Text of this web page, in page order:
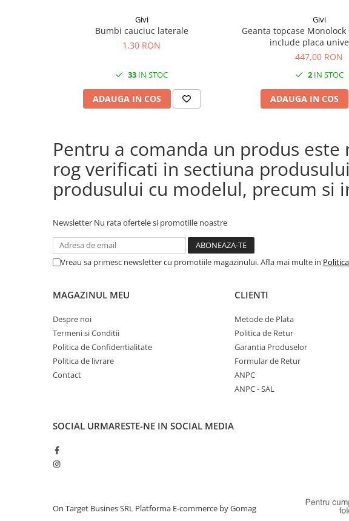
Givi
Bumbi cauciuc laterale
1,30 RON
33 IN STOC
ADAUGA IN COS
Givi
Geanta topcase
include placa
447,00 RON
2IN STOC
ADAUGA IN COS
Pentru a comanda un produs
rog verificati in sectiuna
produsului cu modelul, precum si
Newsletter Nu rata ofertele si promotiile noastre
Vreau sa primesc newsletter cu promotiile magazinului. Afla mai multe in
MAGAZINUL MEU
Despre noi
Termeni si Conditii
Politica de Confidentialitate
Politica de livrare
Contact
CLIENTI
Metode de Plata
Politica de Retur
Garantia Produselor
Formular de Retur
ANPC
ANPC - SAL
SOCIAL URMARESTE-NE IN SOCIAL MEDIA
On Target Busines SRL Platforma E-commerce by Gomag